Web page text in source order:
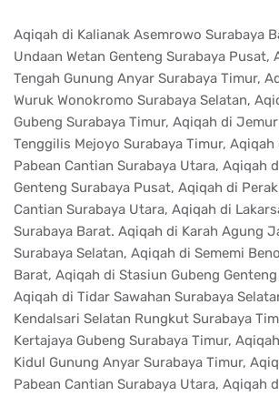
Aqiqah di Kalianak Asemrowo Surabaya
Undaan Wetan Genteng Surabaya Pusat,
Tengah Gunung Anyar Surabaya Timur,
Wuruk Wonokromo Surabaya Selatan,
Gubeng Surabaya Timur, Aqiqah di
Tenggilis Mejoyo Surabaya Timur,
Pabean Cantian Surabaya Utara, Aqiqah
Genteng Surabaya Pusat, Aqiqah di
Cantian Surabaya Utara, Aqiqah di
Surabaya Barat. Aqiqah di Karah Agung
Surabaya Selatan, Aqiqah di Sememi
Barat, Aqiqah di Stasiun Gubeng
Aqiqah di Tidar Sawahan Surabaya
Kendalsari Selatan Rungkut Surabaya
Kertajaya Gubeng Surabaya Timur,
Kidul Gunung Anyar Surabaya Timur,
Pabean Cantian Surabaya Utara, Aqiqah